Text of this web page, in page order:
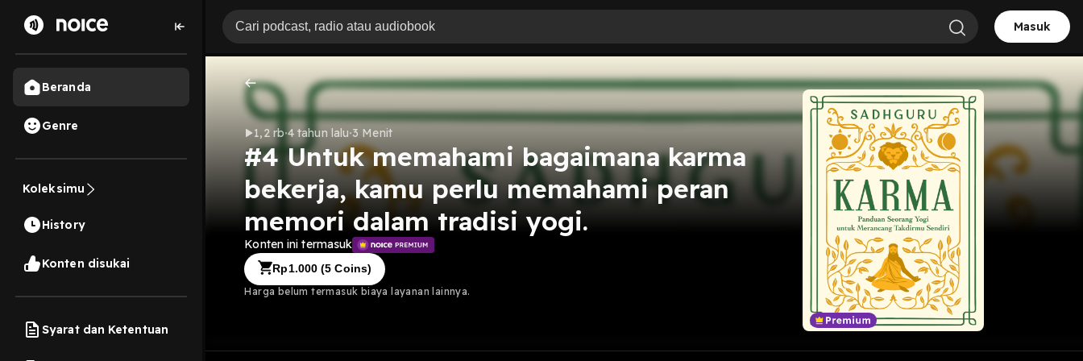
Beranda
Genre
Koleksimu
History
Konten disukai
Syarat dan Ketentuan
Masuk
1,2 rb 4 tahun lalu 3 Menit
#4 Untuk memahami bagaimana karma
bekerja, kamu perlu memahami peran
memori dalam tradisi yogi.
Konten ini termasuk
Rp1.000 (5 Coins)
Harga belum termasuk biaya layanan lainnya.